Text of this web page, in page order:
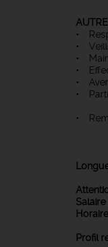
•
•
•
•
•
•
•
Salaire
Horaire
Profil